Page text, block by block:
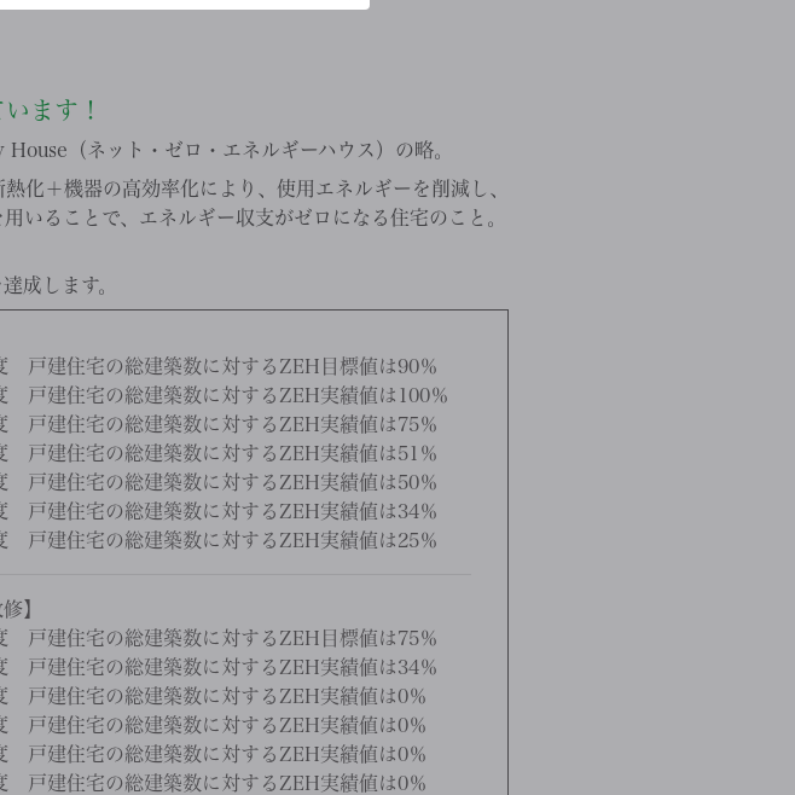
ます！
（ネット・ゼロ・エネルギーハウス）の略。
化＋機器の高効率化により、使用エネルギーを削減し、
いることで、エネルギー収支がゼロになる住宅のこと。
成します。
戸建住宅の総建築数に対するZEH目標値は90％
戸建住宅の総建築数に対するZEH実績値は100％
戸建住宅の総建築数に対するZEH実績値は75％
戸建住宅の総建築数に対するZEH実績値は51％
戸建住宅の総建築数に対するZEH実績値は50％
戸建住宅の総建築数に対するZEH実績値は34％
戸建住宅の総建築数に対するZEH実績値は25％
】
戸建住宅の総建築数に対するZEH目標値は75％
戸建住宅の総建築数に対するZEH実績値は34％
戸建住宅の総建築数に対するZEH実績値は0％
戸建住宅の総建築数に対するZEH実績値は0％
戸建住宅の総建築数に対するZEH実績値は0％
戸建住宅の総建築数に対するZEH実績値は0％